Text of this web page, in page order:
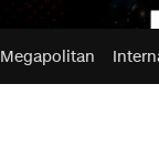
Megapolitan